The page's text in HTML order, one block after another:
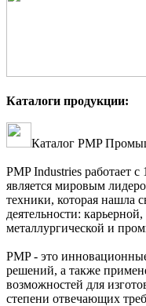
Каталоги продукции:
Каталог PMP
PMP Industries работает
является мировым
техники, которая нашла
деятельности:
металлургической и
PMP - это
решений, а также
возможностей для
степени отвечающих